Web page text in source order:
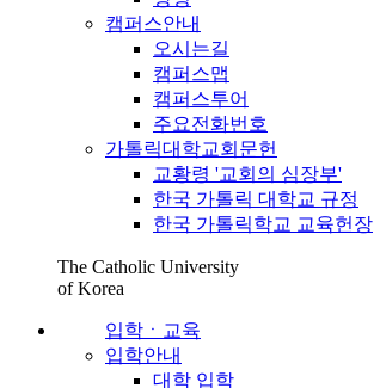
캠퍼스안내
오시는길
캠퍼스맵
캠퍼스투어
주요전화번호
가톨릭대학교회문헌
교황령 '교회의 심장부'
한국 가톨릭 대학교 규정
한국 가톨릭학교 교육헌장
The Catholic University
of Korea
입학ㆍ교육
입학안내
대학 입학